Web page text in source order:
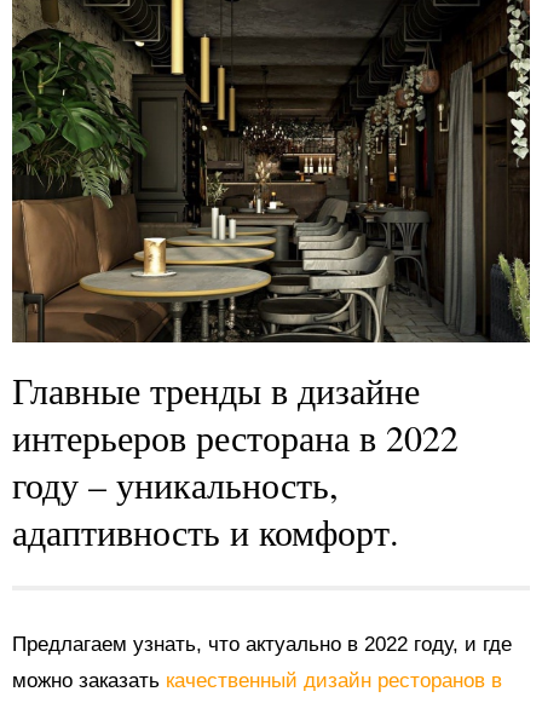
Главные тренды в дизайне
интерьеров ресторана в 2022
году – уникальность,
адаптивность и комфорт.
Предлагаем узнать, что актуально в 2022 году, и где
можно заказать качественный дизайн ресторанов в